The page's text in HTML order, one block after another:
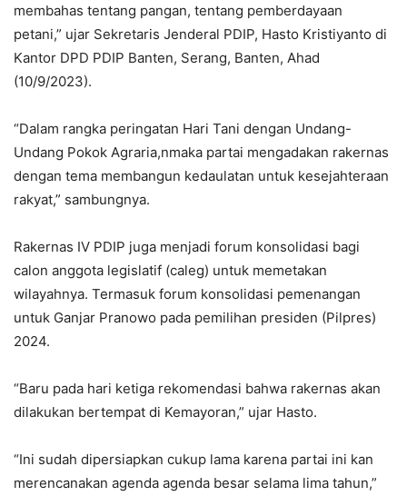
membahas tentang pangan, tentang pemberdayaan
petani,” ujar Sekretaris Jenderal PDIP, Hasto Kristiyanto di
Kantor DPD PDIP Banten, Serang, Banten, Ahad
(10/9/2023).
“Dalam rangka peringatan Hari Tani dengan Undang-
Undang Pokok Agraria,nmaka partai mengadakan rakernas
dengan tema membangun kedaulatan untuk kesejahteraan
rakyat,” sambungnya.
Rakernas IV PDIP juga menjadi forum konsolidasi bagi
calon anggota legislatif (caleg) untuk memetakan
wilayahnya. Termasuk forum konsolidasi pemenangan
untuk Ganjar Pranowo pada pemilihan presiden (Pilpres)
2024.
“Baru pada hari ketiga rekomendasi bahwa rakernas akan
dilakukan bertempat di Kemayoran,” ujar Hasto.
“Ini sudah dipersiapkan cukup lama karena partai ini kan
merencanakan agenda agenda besar selama lima tahun,”